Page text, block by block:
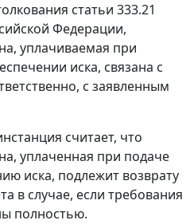
статьи 333.21
Федерации,
уплачиваемая при
иска, связана с
с заявленным
считает, что
уплаченная при подаче
иска, подлежит возврату
в случае, если требования
полностью.